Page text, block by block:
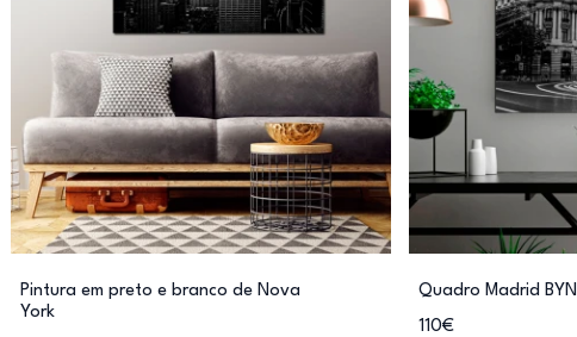
Pintura em preto e branco de Nova
York
Quadro Madrid BYN
110€